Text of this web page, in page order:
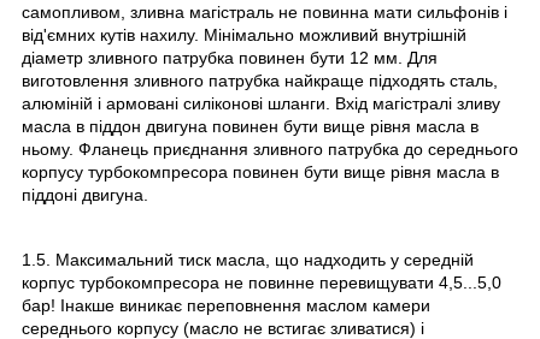
самопливом, зливна магістраль не повинна мати сильфонів і
від'ємних кутів нахилу. Мінімально можливий внутрішній
діаметр зливного патрубка повинен бути 12 мм. Для
виготовлення зливного патрубка найкраще підходять сталь,
алюміній і армовані силіконові шланги. Вхід магістралі зливу
масла в піддон двигуна повинен бути вище рівня масла в
ньому. Фланець приєднання зливного патрубка до середнього
корпусу турбокомпресора повинен бути вище рівня масла в
піддоні двигуна.
1.5. Максимальний тиск масла, що надходить у середній
корпус турбокомпресора не повинне перевищувати 4,5...5,0
бар! Інакше виникає переповнення маслом камери
середнього корпусу (масло не встигає зливатися) і